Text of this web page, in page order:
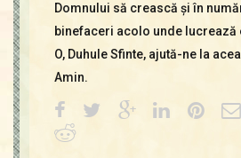
Domnului să crească şi în
binefaceri acolo unde lucrează
O, Duhule Sfinte, ajută-ne la
Amin.